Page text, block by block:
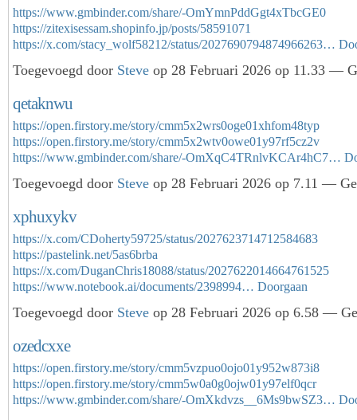
https://www.gmbinder.com/share/-OmYmnPddGgt4xTbcGE0
https://zitexisessam.shopinfo.jp/posts/58591071
https://x.com/stacy_wolf58212/status/2027690794874966263…
Toegevoegd door Steve op 28 Februari 2026 op 11.33 —
qetaknwu
https://open.firstory.me/story/cmm5x2wrs0oge01xhfom48typ
https://open.firstory.me/story/cmm5x2wtv0owe01y97rf5cz2v
https://www.gmbinder.com/share/-OmXqC4TRnlvKCAr4hC7…
Toegevoegd door Steve op 28 Februari 2026 op 7.11 —
xphuxykv
https://x.com/CDoherty59725/status/2027623714712584683
https://pastelink.net/5as6brba
https://x.com/DuganChris18088/status/2027622014664761525
https://www.notebook.ai/documents/2398994… Doorgaan
Toegevoegd door Steve op 28 Februari 2026 op 6.58 —
ozedcxxe
https://open.firstory.me/story/cmm5vzpuo0ojo01y952w873i8
https://open.firstory.me/story/cmm5w0a0g0ojw01y97elf0qcr
https://www.gmbinder.com/share/-OmXkdvzs__6Ms9bwSZ3…